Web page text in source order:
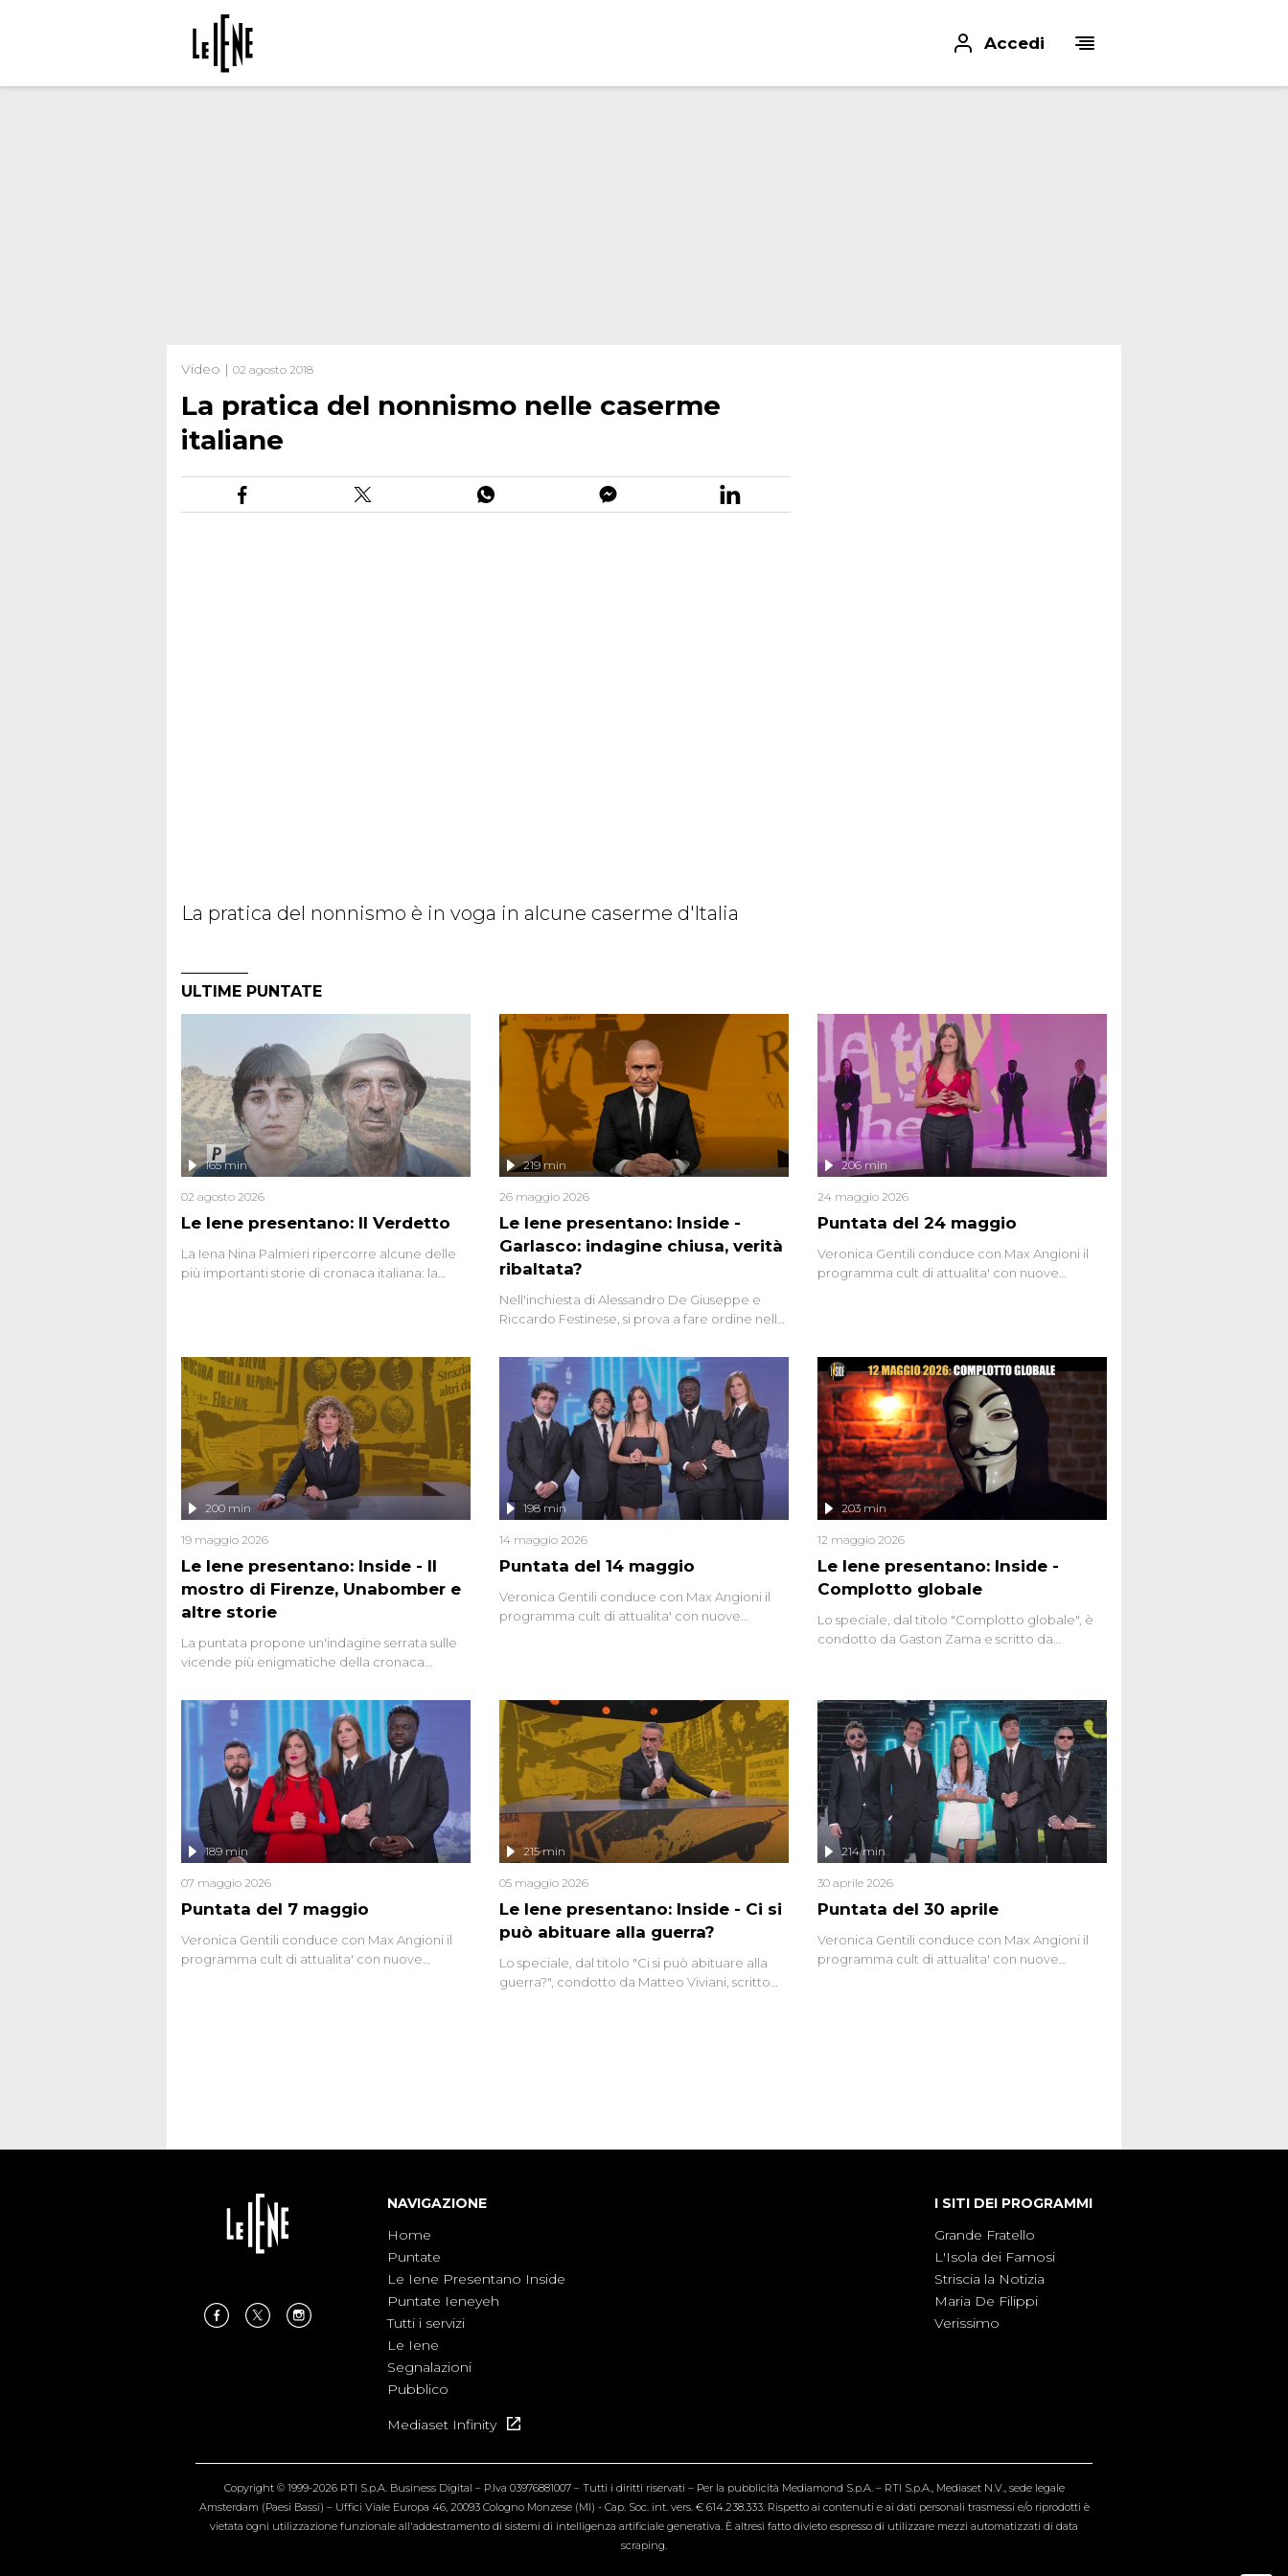
Accedi
Video | 02 agosto 2018
La pratica del nonnismo nelle caserme
italiane
La pratica del nonnismo è in voga in alcune caserme d'Italia
ULTIME PUNTATE
Le Iene presentano: Il Verdetto
165 min
02 agosto 2026
La Iena Nina Palmieri ripercorre alcune delle
più importanti storie di cronaca italiana: la
Le Iene presentano: Inside -
Garlasco: indagine chiusa, verità
ribaltata?
219 min
26 maggio 2026
Nell'inchiesta di Alessandro De Giuseppe e
Riccardo Festinese, si prova a fare ordine nella
continuano a emergere attorno a una delle
vicende giudiziarie più discusse degli ultimi
anni. Lo speciale ricostruisce la vicenda
mettendo in fila testimonianze, errori, dettagli
controversi e i protagonisti di un'indagine che
sembra non avere fine.
Puntata del 24 maggio
206 min
24 maggio 2026
Veronica Gentili conduce con Max Angioni il
programma cult di attualita' con nuove
Le Iene presentano: Inside - Il
mostro di Firenze, Unabomber e
altre storie
200 min
19 maggio 2026
La puntata propone un'indagine serrata sulle
vicende più enigmatiche della cronaca
seriale responsabile di decine di attentati tra
gli anni '90 e il 2000 che, inquietantemente,
potrebbe essere ancora in libertà. Lo speciale
affronta inoltre le zone d'ombra sul Mostro di
Firenze, le cui responsabilità appaiono ancora
oggi avvolte in un groviglio di dubbi mai
chiariti. Nel corso dello speciale anche
l'intervista inedita a Olindo Romano, realizzata
ne...
Puntata del 14 maggio
198 min
14 maggio 2026
Veronica Gentili conduce con Max Angioni il
programma cult di attualita' con nuove
Le Iene presentano: Inside -
Complotto globale
203 min
12 maggio 2026
Lo speciale, dal titolo "Complotto globale", è
condotto da Gaston Zama e scritto da
alternative, dei sospetti globali e del
complottismo che negli ultimi anni hanno
invaso social network, talk show, piazze digitali
e immaginario collettivo.
Puntata del 7 maggio
189 min
07 maggio 2026
Veronica Gentili conduce con Max Angioni il
programma cult di attualita' con nuove
Le Iene presentano: Inside - Ci si
può abituare alla guerra?
215 min
05 maggio 2026
Lo speciale, dal titolo "Ci si può abituare alla
guerra?", condotto da Matteo Viviani, scritto
Puntata del 30 aprile
214 min
30 aprile 2026
Veronica Gentili conduce con Max Angioni il
programma cult di attualita' con nuove
NAVIGAZIONE
Home
Puntate
Le Iene Presentano Inside
Puntate Ieneyeh
Tutti i servizi
Le Iene
Segnalazioni
Pubblico
Mediaset Infinity
I SITI DEI PROGRAMMI
Grande Fratello
L'Isola dei Famosi
Striscia la Notizia
Maria De Filippi
Verissimo
Copyright © 1999-2026 RTI S.p.A. Business Digital – P.Iva 03976881007 – Tutti i diritti riservati – Per la pubblicità Mediamond S.p.A. – RTI S.p.A., Mediaset N.V., sede legale
Amsterdam (Paesi Bassi) – Uffici Viale Europa 46, 20093 Cologno Monzese (MI) - Cap. Soc. int. vers. € 614.238.333. Rispetto ai contenuti e ai dati personali trasmessi e/o riprodotti è
vietata ogni utilizzazione funzionale all'addestramento di sistemi di intelligenza artificiale generativa. È altresì fatto divieto espresso di utilizzare mezzi automatizzati di data
scraping.